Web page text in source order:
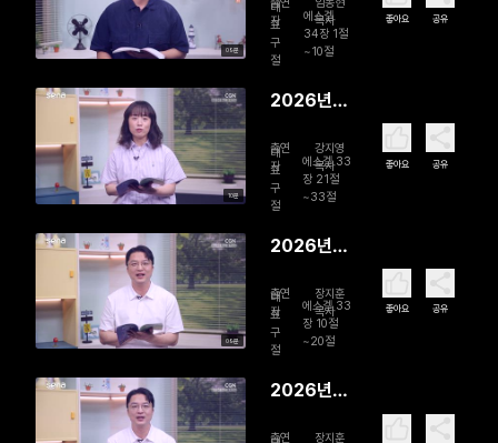
09분
양 떼를 찾
아서
출연
자
임동현
목사
대
표
구
절
에스겔
34장 1절
~10절
좋아요 공유
10분
2026년
들었으면
행하라!
출연
자
강지영
목사
대
표
구
절
에스겔 33
장 21절
~33절
좋아요 공유
09분
2026년
일 ‘오늘’을
보신다
출연
자
장지훈
목사
대
표
구
절
에스겔 33
장 10절
~20절
좋아요 공유
2026년
출연 장지훈